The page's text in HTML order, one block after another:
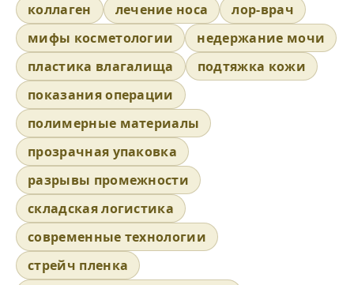
коллаген
лечение носа
лор-врач
мифы косметологии
недержание мочи
пластика влагалища
подтяжка кожи
показания операции
полимерные материалы
прозрачная упаковка
разрывы промежности
складская логистика
современные технологии
стрейч пленка